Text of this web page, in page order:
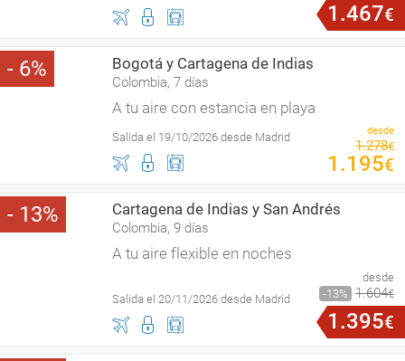
1 .467€
6 Bogotá y Cartagena de Indias
Colombia, 7 días
A tu aire con estancia en playa
Salida el 19/10/2026 desde Madrid desde
1.278€
1 .195€
13 Cartagena de Indias y San Andrés
Colombia, 9 días
A tu aire flexible en noches
Salida el 20/11/2026 desde Madrid
desde
13
1.604€
1 .395€